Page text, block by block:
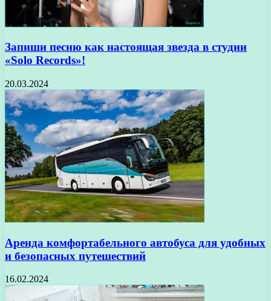
Запиши песню как настоящая звезда в студии
«Solo Records»!
20.03.2024
Аренда комфортабельного автобуса для удобных
и безопасных путешествий
16.02.2024